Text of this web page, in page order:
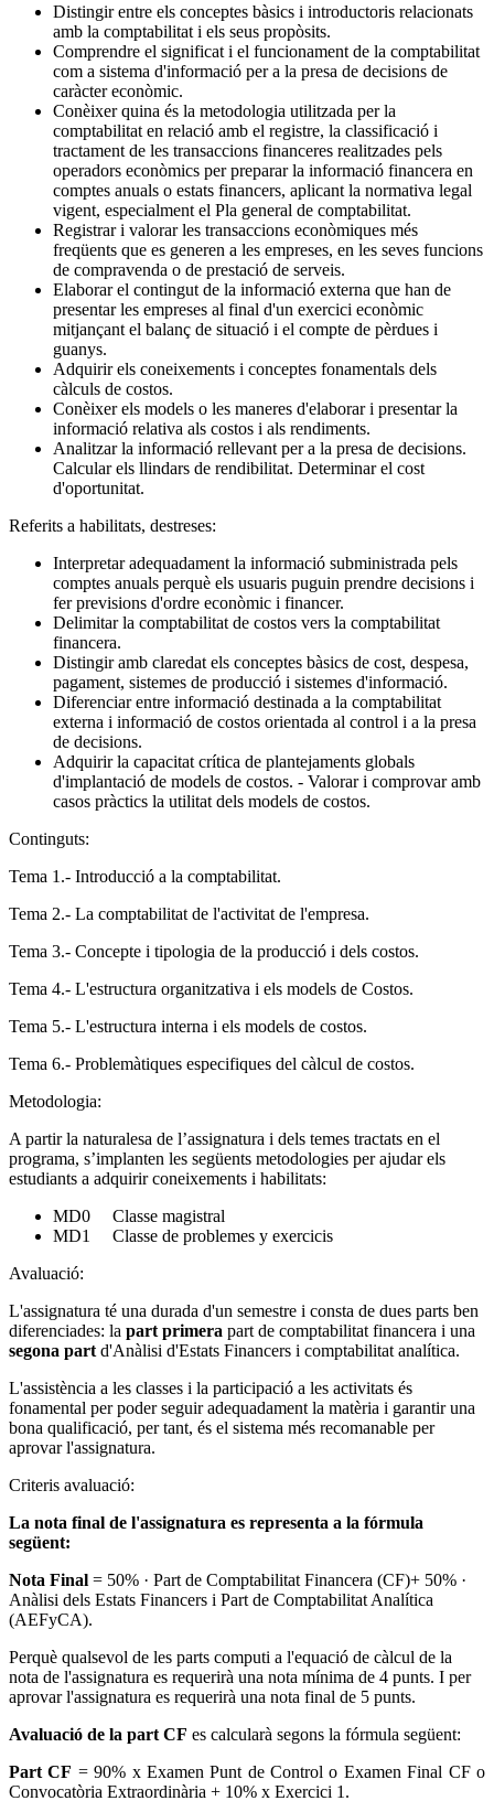
Distingir entre els conceptes bàsics i introductoris relacionats
amb la comptabilitat i els seus propòsits.
Comprendre el significat i el funcionament de la comptabilitat
com a sistema d'informació per a la presa de decisions de
caràcter econòmic.
Conèixer quina és la metodologia utilitzada per la
comptabilitat en relació amb el registre, la classificació i
tractament de les transaccions financeres realitzades pels
operadors econòmics per preparar la informació financera en
comptes anuals o estats financers, aplicant la normativa legal
vigent, especialment el Pla general de comptabilitat.
Registrar i valorar les transaccions econòmiques més
freqüents que es generen a les empreses, en les seves funcions
de compravenda o de prestació de serveis.
Elaborar el contingut de la informació externa que han de
presentar les empreses al final d'un exercici econòmic
mitjançant el balanç de situació i el compte de pèrdues i
guanys.
Adquirir els coneixements i conceptes fonamentals dels
càlculs de costos.
Conèixer els models o les maneres d'elaborar i presentar la
informació relativa als costos i als rendiments.
Analitzar la informació rellevant per a la presa de decisions.
Calcular els llindars de rendibilitat. Determinar el cost
d'oportunitat.
Referits a habilitats, destreses:
Interpretar adequadament la informació subministrada pels
comptes anuals perquè els usuaris puguin prendre decisions i
fer previsions d'ordre econòmic i financer.
Delimitar la comptabilitat de costos vers la comptabilitat
financera.
Distingir amb claredat els conceptes bàsics de cost, despesa,
pagament, sistemes de producció i sistemes d'informació.
Diferenciar entre informació destinada a la comptabilitat
externa i informació de costos orientada al control i a la presa
de decisions.
Adquirir la capacitat crítica de plantejaments globals
d'implantació de models de costos. - Valorar i comprovar amb
casos pràctics la utilitat dels models de costos.
Continguts:
Tema 1.- Introducció a la comptabilitat.
Tema 2.- La comptabilitat de l'activitat de l'empresa.
Tema 3.- Concepte i tipologia de la producció i dels costos.
Tema 4.- L'estructura organitzativa i els models de Costos.
Tema 5.- L'estructura interna i els models de costos.
Tema 6.- Problemàtiques especifiques del càlcul de costos.
Metodologia:
A partir la naturalesa de l’assignatura i dels temes tractats en el
programa, s’implanten les següents metodologies per ajudar els
estudiants a adquirir coneixements i habilitats:
MD0 Classe magistral
MD1 Classe de problemes y exercicis
Avaluació:
L'assignatura té una durada d'un semestre i consta de dues parts ben
diferenciades: la part primera part de comptabilitat financera i una
segona part d'Anàlisi d'Estats Financers i comptabilitat analítica.
L'assistència a les classes i la participació a les activitats és
fonamental per poder seguir adequadament la matèria i garantir una
bona qualificació, per tant, és el sistema més recomanable per
aprovar l'assignatura.
Criteris avaluació:
La nota final de l'assignatura es representa a la fórmula
següent:
Nota Final = 50% · Part de Comptabilitat Financera (CF)+ 50% ·
Anàlisi dels Estats Financers i Part de Comptabilitat Analítica
(AEFyCA).
Perquè qualsevol de les parts computi a l'equació de càlcul de la
nota de l'assignatura es requerirà una nota mínima de 4 punts. I per
aprovar l'assignatura es requerirà una nota final de 5 punts.
Avaluació de la part CF es calcularà segons la fórmula següent:
Part CF = 90% x Examen Punt de Control o Examen Final CF o
Convocatòria Extraordinària + 10% x Exercici 1.